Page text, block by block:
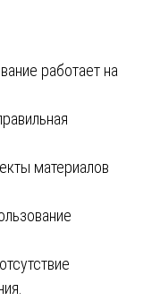
работает на
материалов